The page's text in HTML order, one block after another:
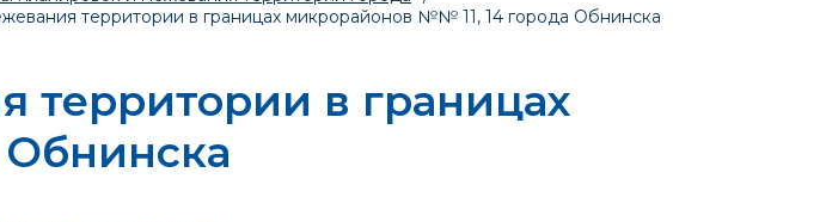
территории в границах микрорайонов №№ 11, 14 города Обнинска
территории в границах